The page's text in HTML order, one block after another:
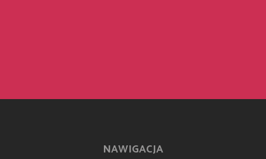
NAWIGACJA